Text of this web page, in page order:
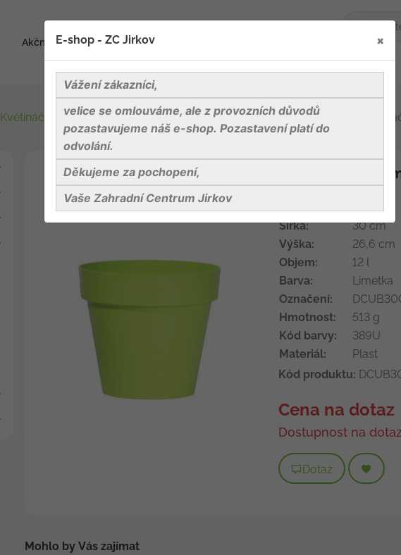
Akční zboží Blog Kontakty
Květináče, obaly na květináče Plastové květináče a podmisky
Květináč CUBE
Délka:
30 cm
Šířka:
30 cm
Výška:
26,6 cm
Objem:
12 l
Barva:
Limetka
Označení:
Hmotnost:
513 g
Kód barvy:
389U
Materiál:
Plast
Kód produktu:
Cena na dotaz
Dostupnost na dotaz
Dotaz
Mohlo by Vás zajímat
E-shop - ZC Jirkov ×
Vážení zákazníci,
velice se omlouváme, ale z provozních důvodů
pozastavujeme náš e-shop. Pozastavení platí do
odvolání.
Děkujeme za pochopení,
Vaše Zahradní Centrum Jirkov